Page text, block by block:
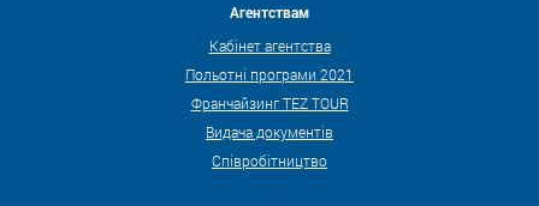
Агентствам
Кабінет агентства
Польотні програми 2021
Франчайзинг TEZ TOUR
Видача документів
Співробітництво